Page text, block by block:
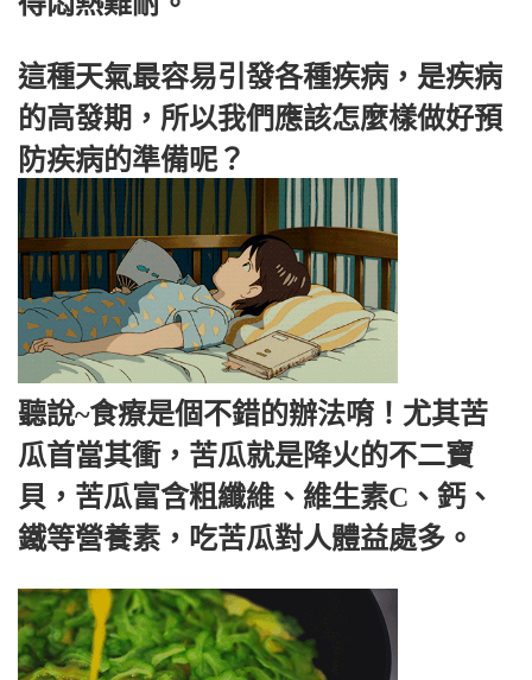
這種天氣最容易引發各種疾病，是疾病
的高發期，所以我們應該怎麼樣做好預
防疾病的準備呢？
聽說~食療是個不錯的辦法唷！尤其苦
瓜首當其衝，苦瓜就是降火的不二寶
貝，苦瓜富含粗纖維、維生素C、鈣、
鐵等營養素，吃苦瓜對人體益處多。